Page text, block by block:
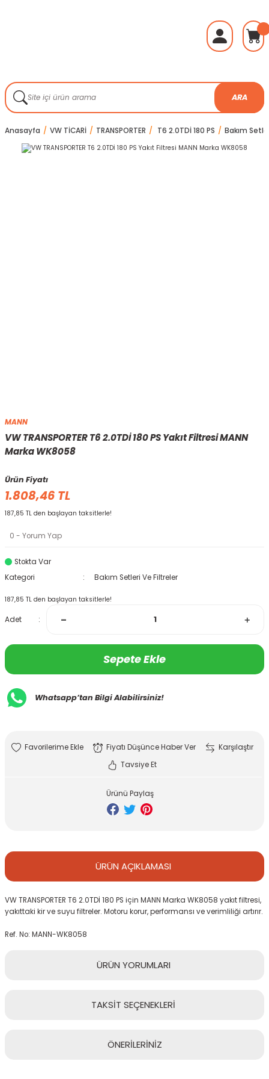
ARA
Anasayfa VW TİCARİ TRANSPORTER T6 2.0TDİ 180 PS Bakım
MANN
VW TRANSPORTER T6 2.0TDİ 180 PS Yakıt Filtresi MANN
Marka WK8058
Ürün Fiyatı
1.808,46 TL
187,85 TL den başlayan taksitlerle!
0 - Yorum Yap
Stokta Var
Kategori
Bakım Setleri Ve Filtreler
187,85 TL den başlayan taksitlerle!
Adet
Sepete Ekle
Whatsapp’tan Bilgi Alabilirsiniz!
Fiyatı Düşünce Haber Ver
Karşılaştır
Tavsiye Et
Ürünü Paylaş
ÜRÜN AÇIKLAMASI
VW TRANSPORTER T6 2.0TDİ 180 PS için MANN Marka WK8058 yakıt filtresi,
yakıttaki kir ve suyu filtreler. Motoru korur, performansı ve verimliliği artırır.
Ref. No: MANN-WK8058
ÜRÜN YORUMLARI
TAKSİT SEÇENEKLERİ
ÖNERİLERİNİZ